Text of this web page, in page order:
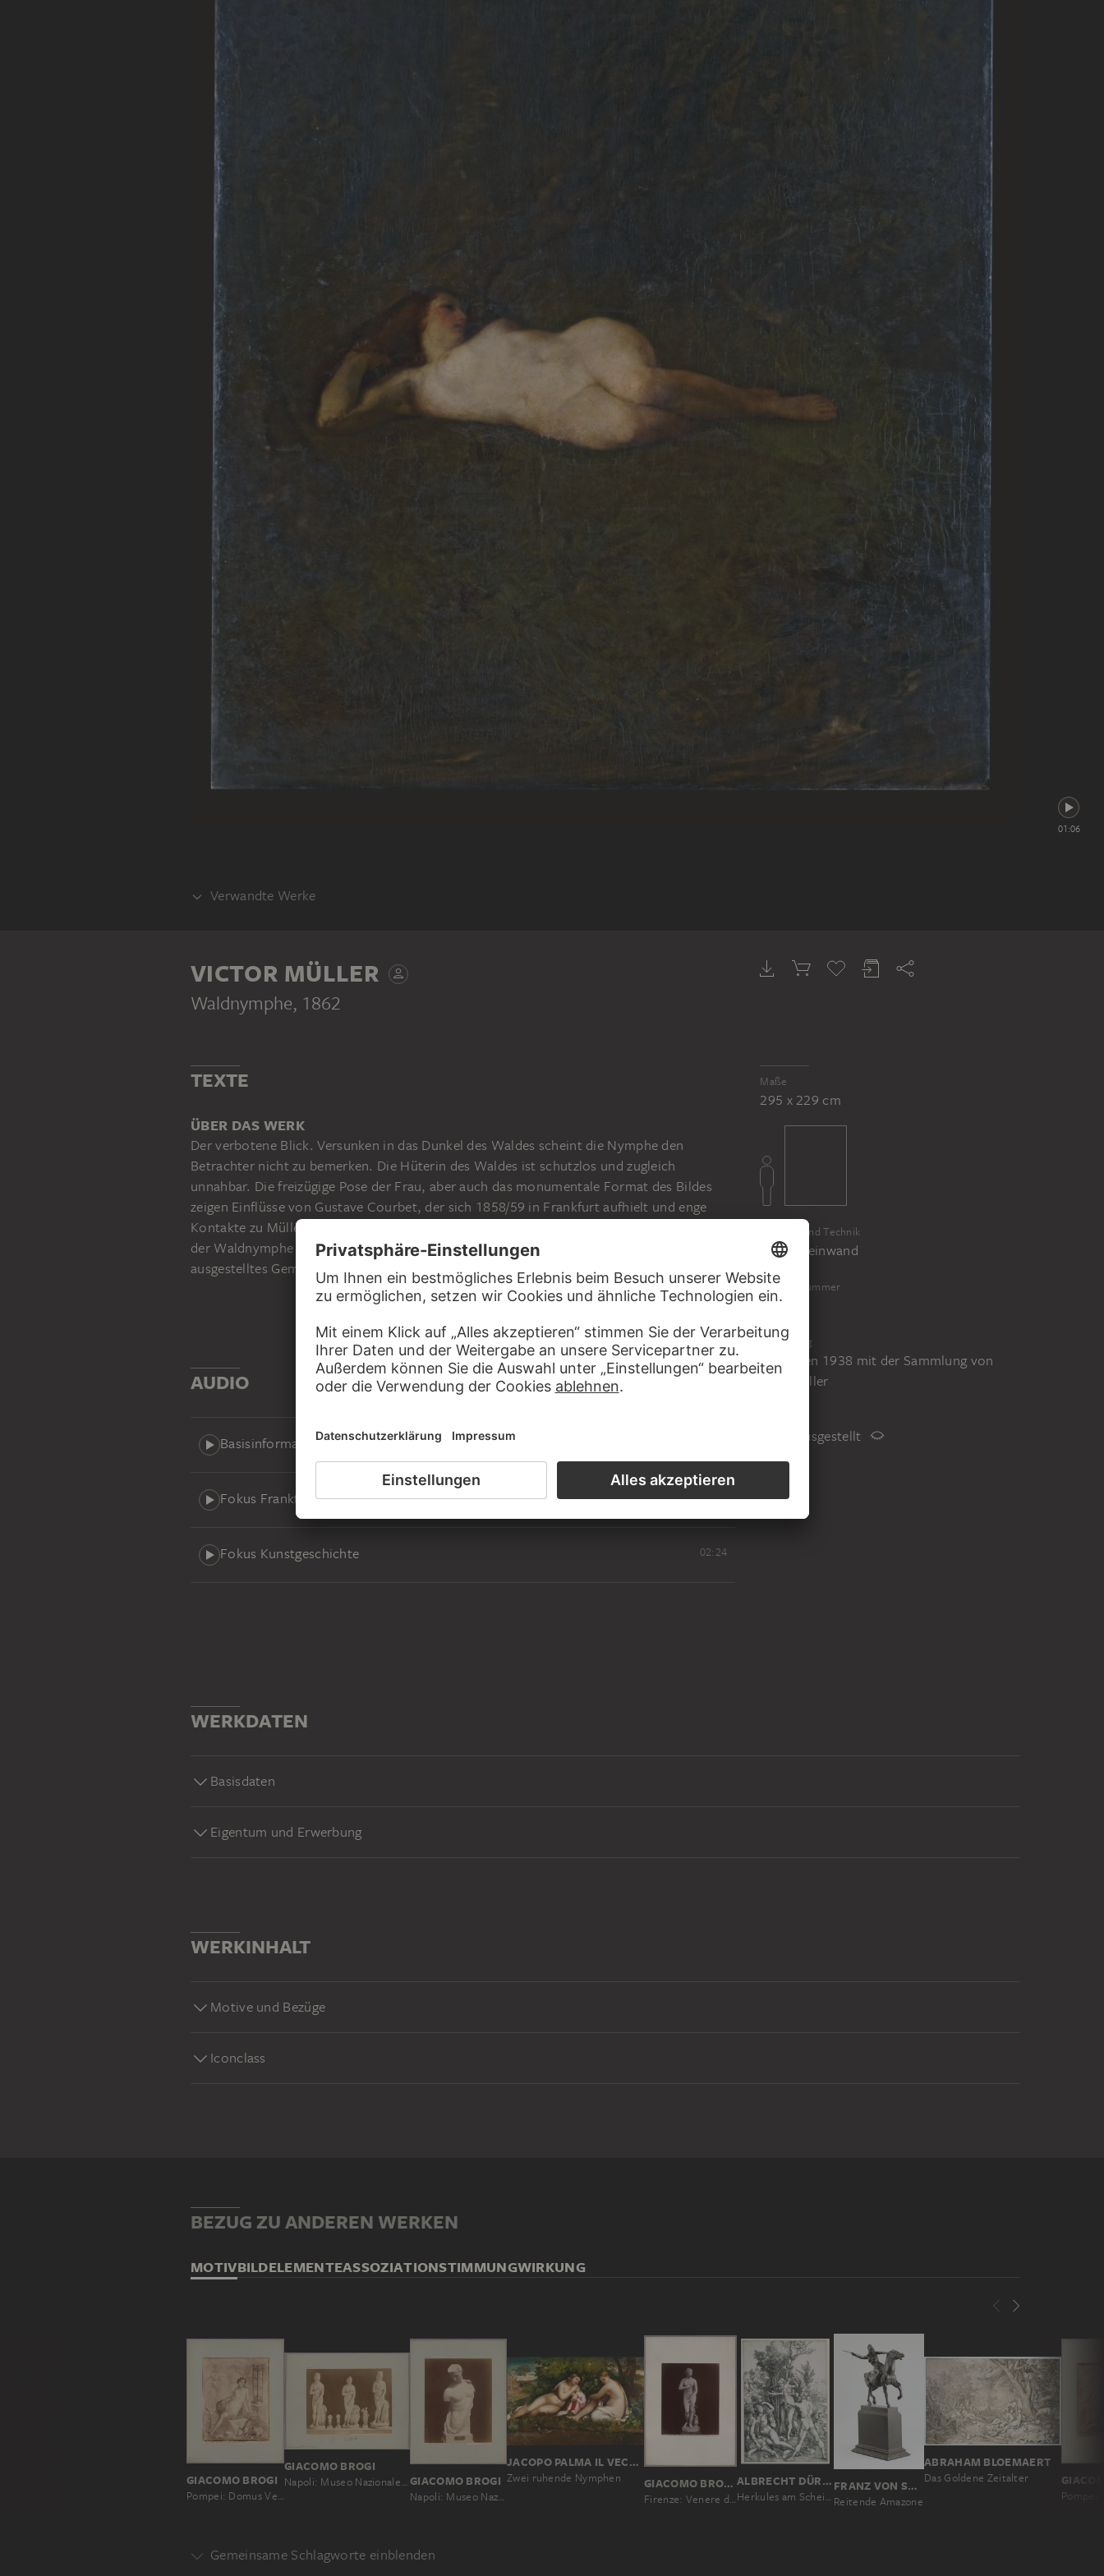
01:06
Verwandte Werke
VICTOR MÜLLER
VICTOR MÜLLER
Waldnymphe, 1862
Maße
295 x 229 cm
Material und Technik
Öl auf Leinwand
Inventarnummer
SG 658
Erwerbung
Erworben 1938 mit der Sammlung von
Lulu Müller
Nicht ausgestellt
TEXTE
ÜBER DAS WERK
Der verbotene Blick. Versunken in das Dunkel des Waldes scheint die Nymphe den
Betrachter nicht zu bemerken. Die Hüterin des Waldes ist schutzlos und zugleich
unnahbar. Die freizügige Pose der Frau, aber auch das monumentale Format des Bildes
zeigen Einflüsse von Gustave Courbet, der sich 1858/59 in Frankfurt aufhielt und enge
Kontakte zu Müller pflegte. Die von Zeitgenossen als unsittlich empfundene Darstellung
der Waldnymphe löste heftige Kontroversen aus. Dennoch war es Müllers am häufigsten
ausgestelltes Gemälde und gilt als sein Hauptwerk.
AUDIO
Basisinformationen
Fokus Frankfurt 01:11
Fokus Kunstgeschichte 02:24
WERKDATEN
Basisdaten
Eigentum und Erwerbung
WERKINHALT
Motive und Bezüge
Iconclass
BEZUG ZU ANDEREN WERKEN
MOTIVBILDELEMENTEASSOZIATIONSTIMMUNGWIRKUNG
GIACOMO BROGI
Pompei: Domus Vettiorum, Affresco rappresentante Ciparisso, No. 11205
GIACOMO BROGI
Napoli: Museo Nazionale, Veneri che hanno simiglianza con quella Medicea, No. 5429 GIACOMO BROGI
Napoli: Museo Nazionale, Psiche, bellissima scultura greca (Capua), No. 5103
JACOPO PALMA IL VECCHIO
Zwei ruhende Nymphen GIACOMO BROGI; ZUGESCHRIEBEN
Firenze: Venere de'Medici, celebre lavoro greco di Cleomene, Galleria Uffizi, No. 3150 bis
ALBRECHT DÜRER
Herkules am Scheideweg (Die Eifersucht; Der große Satyr)
FRANZ VON STUCK
Reitende Amazone
ABRAHAM BLOEMAERT
Das Goldene Zeitalter
Gemeinsame Schlagworte einblenden